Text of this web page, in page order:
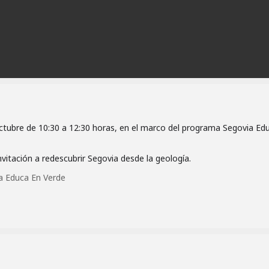
de 10:30 a 12:30 horas, en el marco del programa Segovia
a redescubrir Segovia desde la geología.
Educa En Verde